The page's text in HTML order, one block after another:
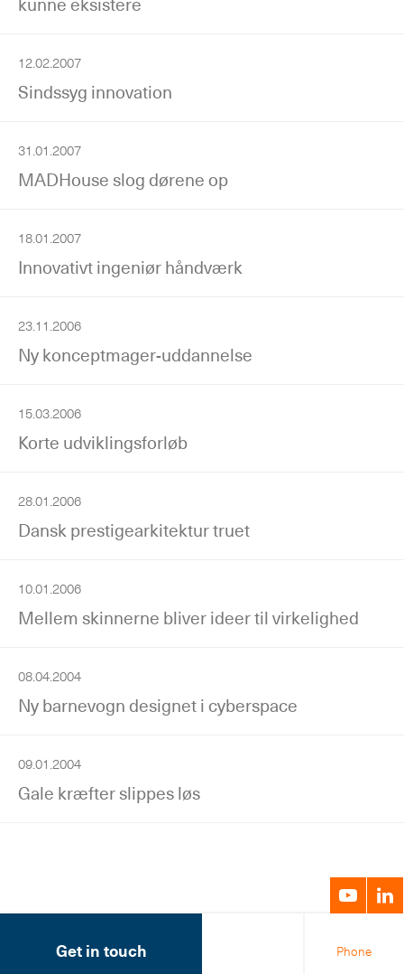
12.02.2007
Sindssyg innovation
31.01.2007
MADHouse slog dørene op
18.01.2007
Innovativt ingeniør håndværk
23.11.2006
Ny konceptmager-uddannelse
15.03.2006
Korte udviklingsforløb
28.01.2006
Dansk prestigearkitektur truet
10.01.2006
Mellem skinnerne bliver ideer til virkelighed
08.04.2004
Ny barnevogn designet i cyberspace
09.01.2004
Gale kræfter slippes løs
Get in touch Phone